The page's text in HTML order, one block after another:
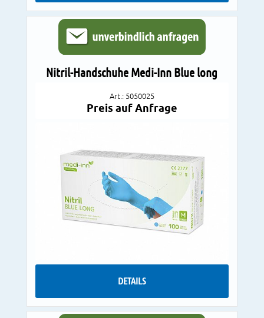
Nitril-Handschuhe Medi-Inn Blue long
Art.: 5050025
Preis auf Anfrage
DETAILS